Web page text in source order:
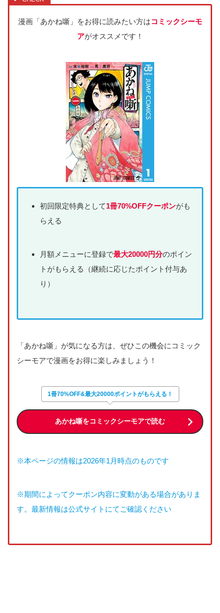
漫画「あかね噺」をお得に読みたい方はコミックシーモ
アがオススメです！
初回限定特典として1冊70%OFFクーポンがも
らえる
月額メニューに登録で最大20000円分のポイン
トがもらえる（継続に応じたポイント付与あ
り）
「あかね噺」が気になる方は、ぜひこの機会にコミック
シーモアで漫画をお得に楽しみましょう！
1冊70%OFF&最大20000ポイントがもらえる！
あかね噺をコミックシーモアで読む
※本ページの情報は2026年1月時点のものです
※期間によってクーポン内容に変動がある場合がありま
す。最新情報は公式サイトにてご確認ください